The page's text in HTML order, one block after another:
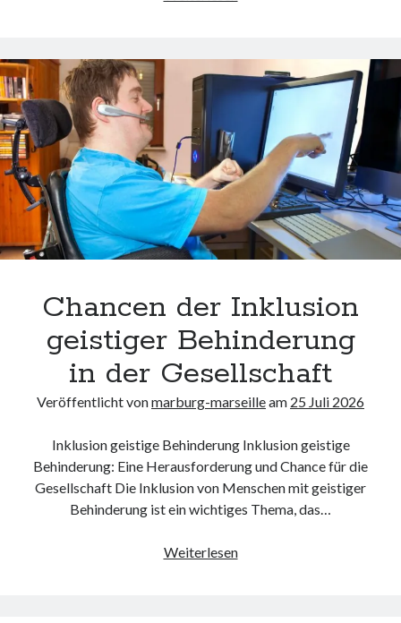
Inklusion:
Grenzen
überwinden
eine
inklusive
Gesellschaft
Chancen der Inklusion
geistiger Behinderung
in der Gesellschaft
Veröffentlicht vonmarburg-marseilleam 25 Juli 2026
Inklusion geistige Behinderung Inklusion geistige
Behinderung: Eine Herausforderung und Chance für die
Gesellschaft Die Inklusion von Menschen mit geistiger
Behinderung ist ein wichtiges Thema, das…
WeiterlesenChancen